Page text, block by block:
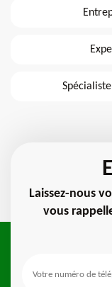
Laissez-nous
vous